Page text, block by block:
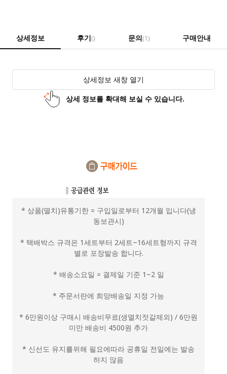
상세정보 후기() 문의(1) 구매안내
상세정보 새창 열기
상세 정보를 확대해 보실 수 있습니다.
* 상품(멸치)유통기한 = 구입일로부터 12개월 입니다(냉
동보관시)
* 택배박스 규격은 1세트부터 2세트~16세트형까지 규격
별로 포장발송 합니다.
* 배송소요일 = 결제일 기준 1~2 일
* 주문서란에 희망배송일 지정 가능
* 6만원이상 구매시 배송비무료(생멸치젓갈제외) / 6만원
미만 배송비 4500원 추가
* 신선도 유지를위해 필요에따라 공휴일 전일에는 발송
하지 않음